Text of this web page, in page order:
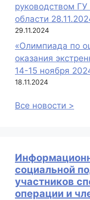
руководством
области
29.11.2024
«Олимпиада по
оказания
14-15 ноября
18.11.2024
Все новости >
социальной
участников
операции и